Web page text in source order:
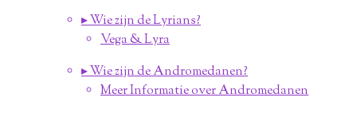
▸ Wie zijn de Lyrians?
Vega & Lyra
▸ Wie zijn de Andromedanen?
Meer Informatie over Andromedanen